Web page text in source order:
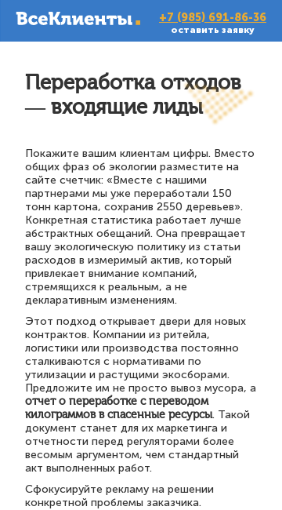
+7 (985) 691-86-36
оставить заявку
Переработка отходов
— входящие лиды
Покажите вашим клиентам цифры. Вместо
общих фраз об экологии разместите на
сайте счетчик: «Вместе с нашими
партнерами мы уже переработали 150
тонн картона, сохранив 2550 деревьев».
Конкретная статистика работает лучше
абстрактных обещаний. Она превращает
вашу экологическую политику из статьи
расходов в измеримый актив, который
привлекает внимание компаний,
стремящихся к реальным, а не
декларативным изменениям.
Этот подход открывает двери для новых
контрактов. Компании из ритейла,
логистики или производства постоянно
сталкиваются с нормативами по
утилизации и растущими экосборами.
Предложите им не просто вывоз мусора, а
отчет о переработке с переводом
килограммов в спасенные ресурсы. Такой
документ станет для их маркетинга и
отчетности перед регуляторами более
весомым аргументом, чем стандартный
акт выполненных работ.
Сфокусируйте рекламу на решении
конкретной проблемы заказчика.